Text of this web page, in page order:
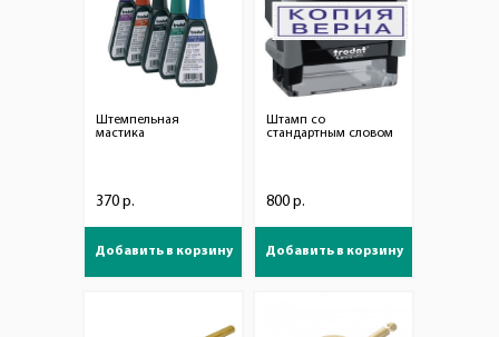
Штемпельная
мастика
370 р.
Добавить в корзину
Штамп со
стандартным словом
800 р.
Добавить в корзину